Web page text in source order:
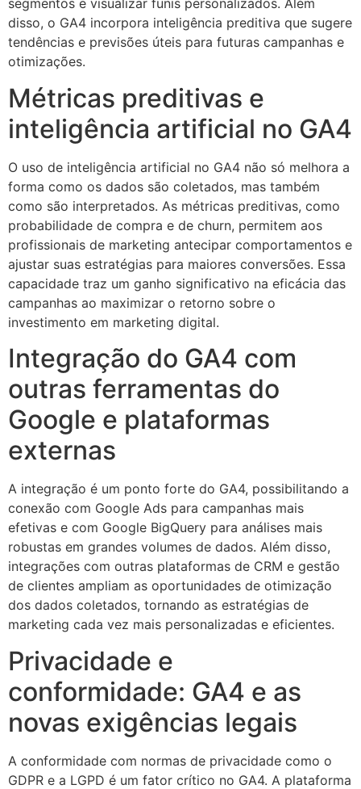
segmentos e visualizar funis personalizados. Além
disso, o GA4 incorpora inteligência preditiva que sugere
tendências e previsões úteis para futuras campanhas e
otimizações.
Métricas preditivas e
inteligência artificial no GA4
O uso de inteligência artificial no GA4 não só melhora a
forma como os dados são coletados, mas também
como são interpretados. As métricas preditivas, como
probabilidade de compra e de churn, permitem aos
profissionais de marketing antecipar comportamentos e
ajustar suas estratégias para maiores conversões. Essa
capacidade traz um ganho significativo na eficácia das
campanhas ao maximizar o retorno sobre o
investimento em marketing digital.
Integração do GA4 com
outras ferramentas do
Google e plataformas
externas
A integração é um ponto forte do GA4, possibilitando a
conexão com Google Ads para campanhas mais
efetivas e com Google BigQuery para análises mais
robustas em grandes volumes de dados. Além disso,
integrações com outras plataformas de CRM e gestão
de clientes ampliam as oportunidades de otimização
dos dados coletados, tornando as estratégias de
marketing cada vez mais personalizadas e eficientes.
Privacidade e
conformidade: GA4 e as
novas exigências legais
A conformidade com normas de privacidade como o
GDPR e a LGPD é um fator crítico no GA4. A plataforma